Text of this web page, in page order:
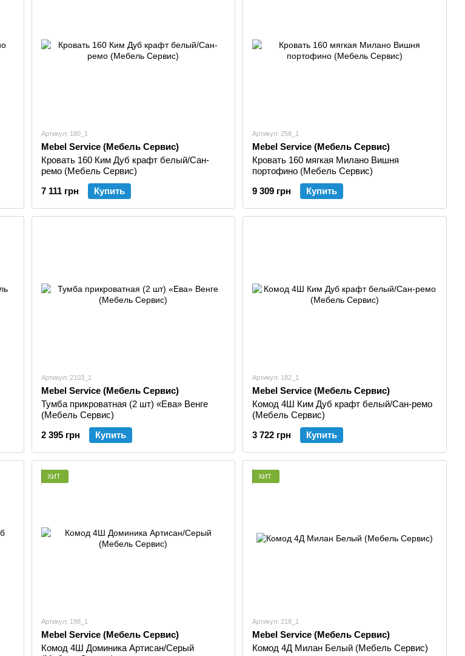
Артикул: 180_1
Mebel Service (Мебель Сервис)
Кровать 160 Ким Дуб крафт белый/Сан-
ремо (Мебель Сервис)
7 111 грн
Купить
Артикул: 258_1
Mebel Service (Мебель Сервис)
Кровать 160 мягкая Милано Вишня
портофино (Мебель Сервис)
9 309 грн
Купить
Артикул: 2103_1
Mebel Service (Мебель Сервис)
Тумба прикроватная (2 шт) «Ева» Венге
(Мебель Сервис)
2 395 грн
Купить
Артикул: 182_1
Mebel Service (Мебель Сервис)
Комод 4Ш Ким Дуб крафт белый/Сан-ремо
(Мебель Сервис)
3 722 грн
Купить
ХИТ
Артикул: 198_1
Mebel Service (Мебель Сервис)
Комод 4Ш Доминика Артисан/Серый
ХИТ
Артикул: 218_1
Mebel Service (Мебель Сервис)
Комод 4Д Милан Белый (Мебель Сервис)